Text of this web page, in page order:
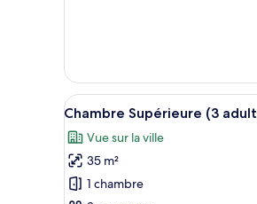
de
chambre
Superior
(4
adults)
Afficher
toutes
les
photos
pour
7
Chambre Supérieure (3
Vue sur la ville
35 m²
1 chambre